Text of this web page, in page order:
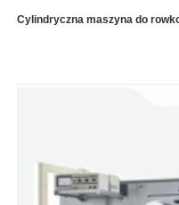
Cylindryczna maszyna do